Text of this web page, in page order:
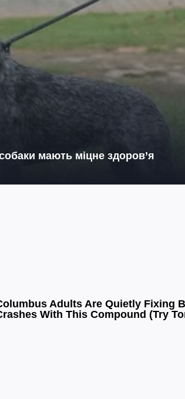
мають міцне здоров’я